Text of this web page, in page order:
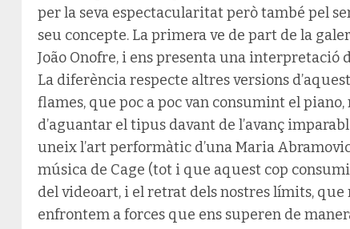
per la seva espectacularitat però també pel
seu concepte. La primera ve de part de la
João Onofre, i ens presenta una interpretació
La diferència respecte altres versions
flames, que poc a poc van consumint el
d’aguantar el tipus davant de l’avanç
uneix l’art performàtic d’una Maria
música de Cage (tot i que aquest cop
del videoart, i el retrat dels nostres límits,
enfrontem a forces que ens superen de